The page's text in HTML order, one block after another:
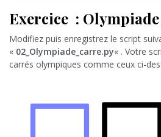
Exercice : Olympiade
Modifiez puis enregistrez le script
« 02_Olympiade_carre.py« . Votre
carrés olympiques comme ceux ci-